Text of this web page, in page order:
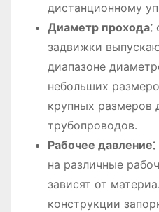
дистанционному
Диаметр прохода⁚
задвижки
диапазоне
небольших
крупных
трубопроводов․
Рабочее давление⁚
на различные
зависят от
конструкции